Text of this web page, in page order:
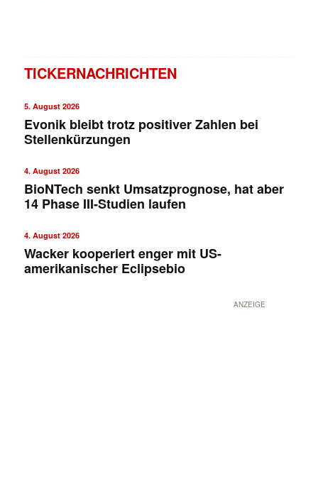
TICKERNACHRICHTEN
5. August 2026
Evonik bleibt trotz positiver Zahlen bei
Stellenkürzungen
4. August 2026
BioNTech senkt Umsatzprognose, hat aber
14 Phase III-Studien laufen
4. August 2026
Wacker kooperiert enger mit US-
amerikanischer Eclipsebio
ANZEIGE